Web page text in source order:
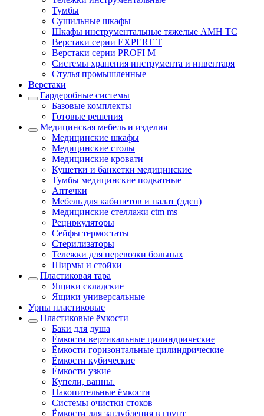
Тумбы
Cушильные шкафы
Шкафы инструментальные тяжелые AMH TC
Верстаки серии EXPERT T
Верстаки серии PROFI M
Системы хранения инструмента и инвентаря
Стулья промышленные
Верстаки
Гардеробные системы
Базовые комплекты
Готовые решения
Медицинская мебель и изделия
Медицинские шкафы
Медицинские столы
Медицинские кровати
Кушетки и банкетки медицинские
Тумбы медицинские подкатные
Аптечки
Мебель для кабинетов и палат (лдсп)
Медицинские стеллажи ctm ms
Рециркуляторы
Сейфы термостаты
Стерилизаторы
Тележки для перевозки больных
Ширмы и стойки
Пластиковая тара
Ящики складские
Ящики универсальные
Урны пластиковые
Пластиковые ёмкости
Баки для душа
Ёмкости вертикальные цилиндрические
Ёмкости горизонтальные цилиндрические
Ёмкости кубические
Ёмкости узкие
Купели, ванны.
Накопительные ёмкости
Системы очистки стоков
Ёмкости для заглубления в грунт